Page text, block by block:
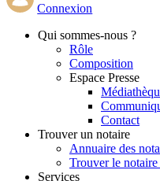
Connexion
Qui sommes-nous ?
Rôle
Composition
Espace Presse
Contact
Trouver un notaire
Annuaire des
Trouver le notaire
Services